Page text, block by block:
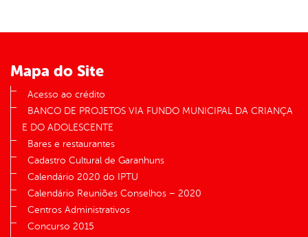
Mapa do Site
Acesso ao crédito
BANCO DE PROJETOS VIA FUNDO MUNICIPAL DA CRIANÇA
E DO ADOLESCENTE
Bares e restaurantes
Cadastro Cultural de Garanhuns
Calendário 2020 do IPTU
Calendário Reuniões Conselhos – 2020
Centros Administrativos
Concurso 2015